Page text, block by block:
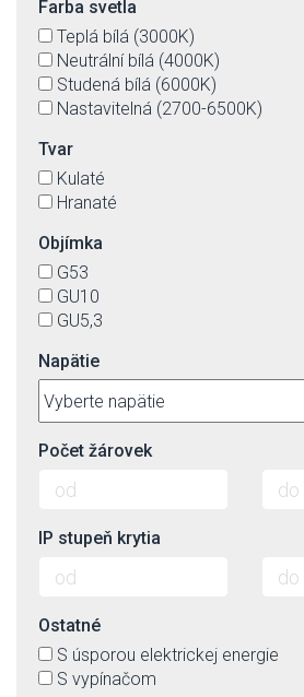
Farba svetla
Teplá bílá (3000K)
Neutrální bílá (4000K)
Studená bílá (6000K)
Nastavitelná (2700-6500K)
Tvar
Kulaté
Hranaté
Objímka
G53
GU10
GU5,3
Napätie
Počet žárovek
IP stupeň krytia
Ostatné
S úsporou elektrickej energie
S vypínačom